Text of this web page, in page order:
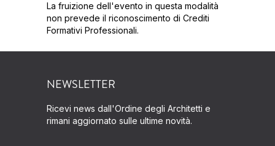
La fruizione dell'evento in questa modalità
non prevede il riconoscimento di Crediti
Formativi Professionali.
NEWSLETTER
Ricevi news dall'Ordine degli Architetti e
rimani aggiornato sulle ultime novità.